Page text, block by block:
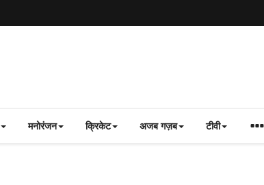
मनोरंजन क्रिकेट अजब गज़ब टीवी